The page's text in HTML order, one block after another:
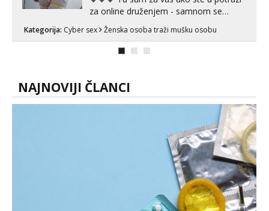
za online druženjem - samnom se
možete zabaviti preko videopoziva, ili
ako vam nisam dovoljna radim i u paru i
trojci s kolegicama, svaka je drugačija
Kategorija: Cyber sex Ženska osoba traži mušku osobu
NAJNOVIJI ČLANCI